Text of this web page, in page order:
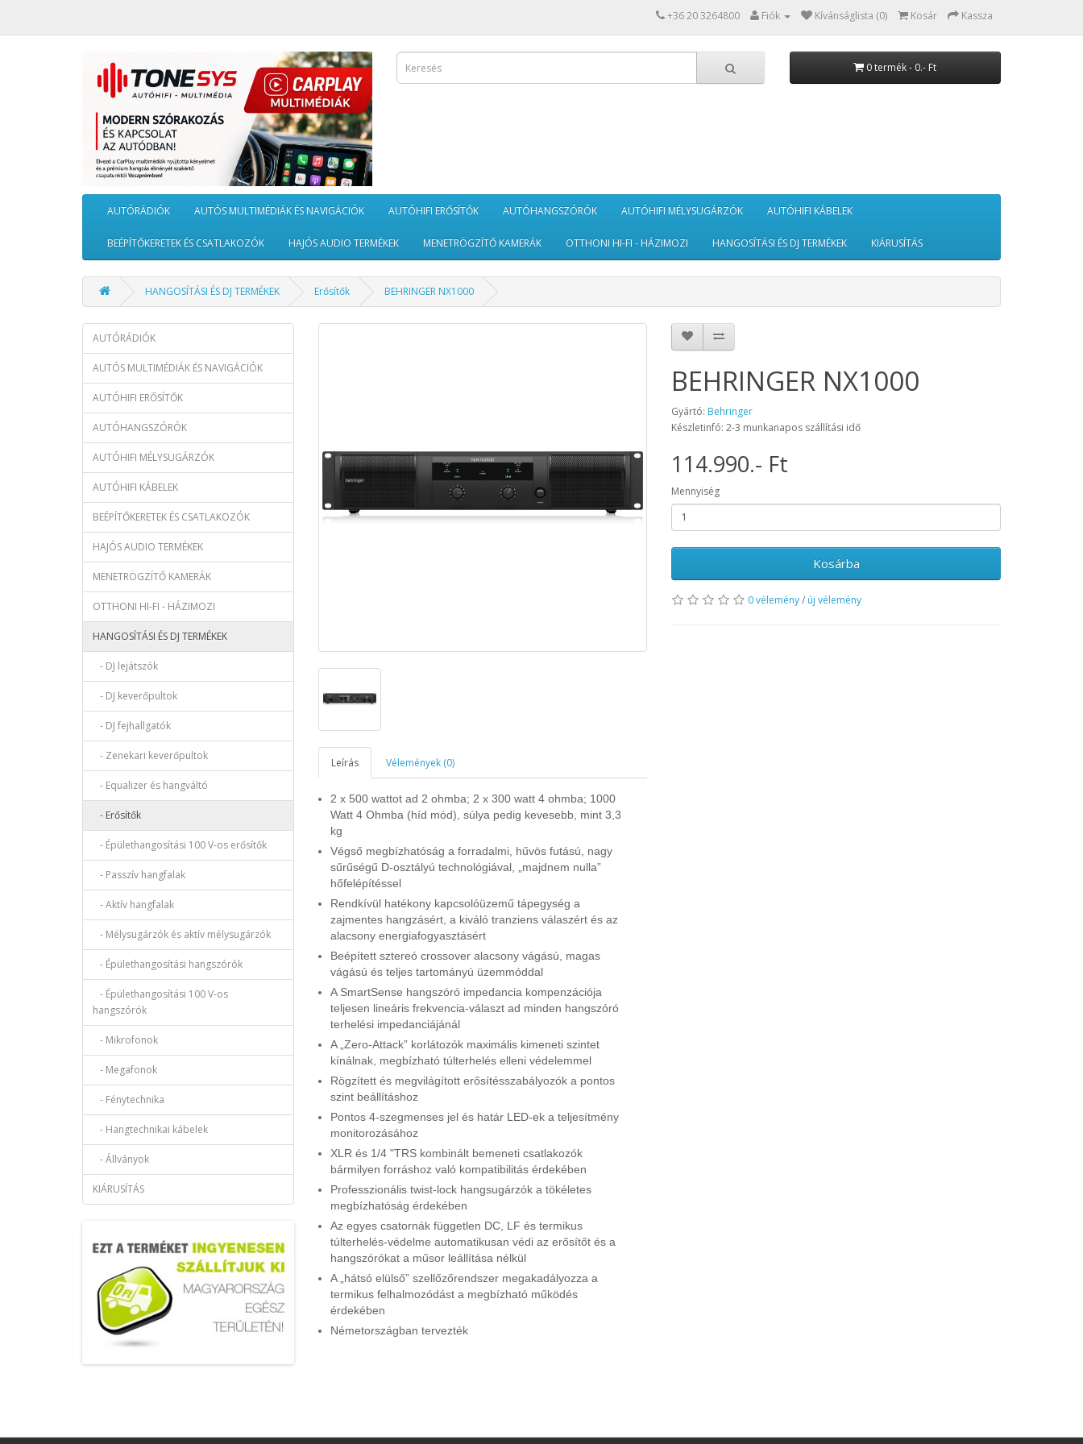
+36 20 3264800 Fiók Kívánságlista (0) Kosár Kassza
0 termék - 0.- Ft
AUTÓRÁDIÓK AUTÓS MULTIMÉDIÁK ÉS NAVIGÁCIÓK AUTÓHIFI ERŐSÍTŐK AUTÓHANGSZÓRÓK AUTÓHIFI MÉLYSUGÁRZÓK AUTÓHIFI KÁBELEK
BEÉPÍTŐKERETEK ÉS CSATLAKOZÓK HAJÓS AUDIO TERMÉKEK MENETRÖGZÍTŐ KAMERÁK OTTHONI HI-FI - HÁZIMOZI HANGOSÍTÁSI ÉS DJ TERMÉKEK KIÁRUSÍTÁS
HANGOSÍTÁSI ÉS DJ TERMÉKEK Erősítők BEHRINGER NX1000
AUTÓRÁDIÓK
AUTÓS MULTIMÉDIÁK ÉS NAVIGÁCIÓK
AUTÓHIFI ERŐSÍTŐK
AUTÓHANGSZÓRÓK
AUTÓHIFI MÉLYSUGÁRZÓK
AUTÓHIFI KÁBELEK
BEÉPÍTŐKERETEK ÉS CSATLAKOZÓK
HAJÓS AUDIO TERMÉKEK
MENETRÖGZÍTŐ KAMERÁK
OTTHONI HI-FI - HÁZIMOZI
HANGOSÍTÁSI ÉS DJ TERMÉKEK
- DJ lejátszók
- DJ keverőpultok
- DJ fejhallgatók
- Zenekari keverőpultok
- Equalizer és hangváltó
- Erősítők
- Épülethangosítási 100 V-os erősítők
- Passzív hangfalak
- Aktív hangfalak
- Mélysugárzók és aktív mélysugárzók
- Épülethangosítási hangszórók
- Épülethangosítási 100 V-os
hangszórók
- Mikrofonok
- Megafonok
- Fénytechnika
- Hangtechnikai kábelek
- Állványok
KIÁRUSÍTÁS
Leírás Vélemények (0)
2 x 500 wattot ad 2 ohmba; 2 x 300 watt 4 ohmba; 1000
Watt 4 Ohmba (híd mód), súlya pedig kevesebb, mint 3,3
kg
Végső megbízhatóság a forradalmi, hűvös futású, nagy
sűrűségű D-osztályú technológiával, „majdnem nulla”
hőfelépítéssel
Rendkívül hatékony kapcsolóüzemű tápegység a
zajmentes hangzásért, a kiváló tranziens válaszért és az
alacsony energiafogyasztásért
Beépített sztereó crossover alacsony vágású, magas
vágású és teljes tartományú üzemmóddal
A SmartSense hangszóró impedancia kompenzációja
teljesen lineáris frekvencia-választ ad minden hangszóró
terhelési impedanciájánál
A „Zero-Attack” korlátozók maximális kimeneti szintet
kínálnak, megbízható túlterhelés elleni védelemmel
Rögzített és megvilágított erősítésszabályozók a pontos
szint beállításhoz
Pontos 4-szegmenses jel és határ LED-ek a teljesítmény
monitorozásához
XLR és 1/4 "TRS kombinált bemeneti csatlakozók
bármilyen forráshoz való kompatibilitás érdekében
Professzionális twist-lock hangsugárzók a tökéletes
megbízhatóság érdekében
Az egyes csatornák független DC, LF és termikus
túlterhelés-védelme automatikusan védi az erősítőt és a
hangszórókat a műsor leállítása nélkül
A „hátsó elülső” szellőzőrendszer megakadályozza a
termikus felhalmozódást a megbízható működés
érdekében
Németországban tervezték
BEHRINGER NX1000
Gyártó: Behringer
Készletinfó: 2-3 munkanapos szállítási idő
114.990.- Ft
Mennyiség
Kosárba
0 vélemény/ új vélemény